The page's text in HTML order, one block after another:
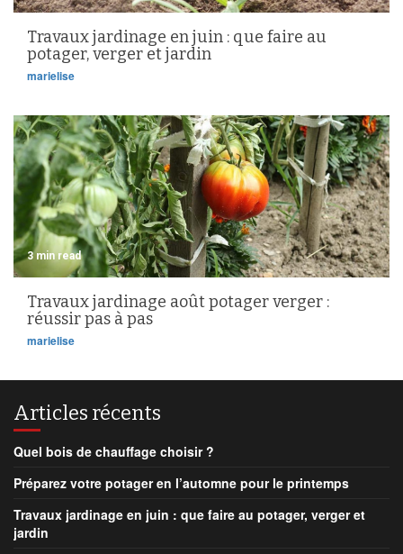
Travaux jardinage en juin : que faire au
potager, verger et jardin
marielise
3 min read
Travaux jardinage août potager verger :
réussir pas à pas
marielise
Articles récents
Quel bois de chauffage choisir ?
Préparez votre potager en l’automne pour le printemps
Travaux jardinage en juin : que faire au potager, verger et
jardin